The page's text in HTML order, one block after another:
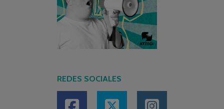
REDES SOCIALES